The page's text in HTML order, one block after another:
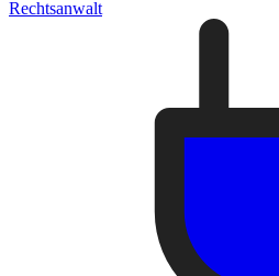
Rechtsanwalt